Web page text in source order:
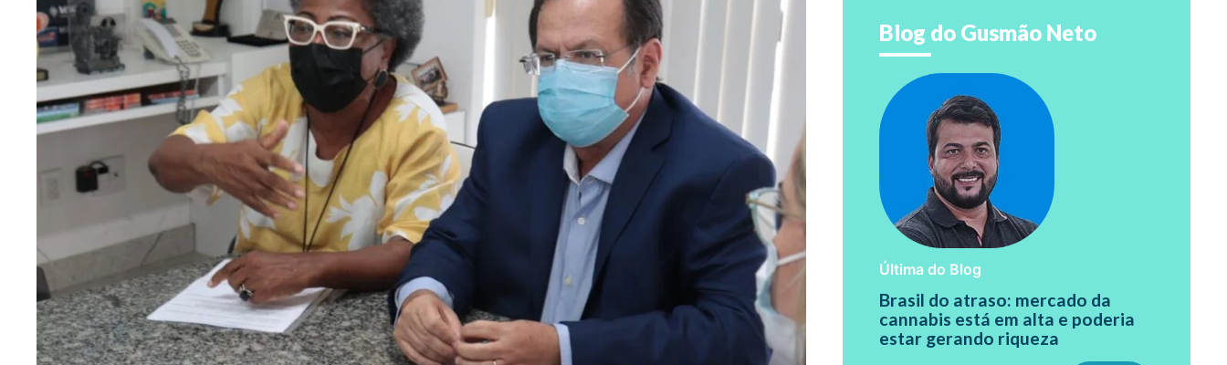
Blog do Gusmão Neto
Última do Blog
Brasil do atraso: mercado da
cannabis está em alta e poderia
estar gerando riqueza